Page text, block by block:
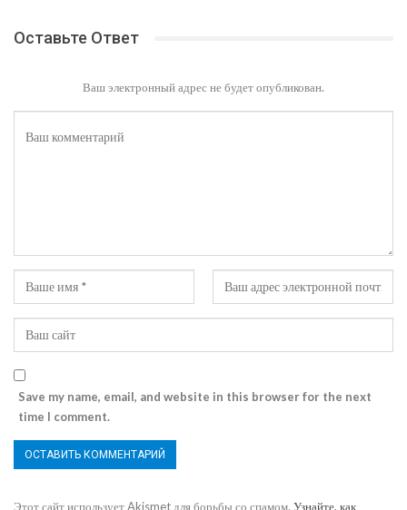
Оставьте Ответ
Ваш электронный адрес не будет опубликован.
Save my name, email, and website in this browser for the next
time I comment.
Этот сайт использует Akismet для борьбы со спамом. Узнайте, как